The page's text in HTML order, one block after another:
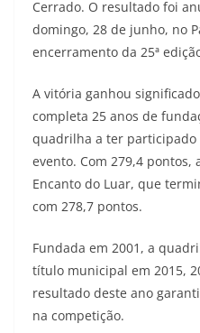
Cerrado. O resultado foi
domingo, 28 de junho, no
encerramento da 25ª
A vitória ganhou
completa 25 anos de
quadrilha a ter participado
evento. Com 279,4 pontos,
Encanto do Luar, que
com 278,7 pontos.
Fundada em 2001, a
título municipal em 2015,
resultado deste ano
na competição.